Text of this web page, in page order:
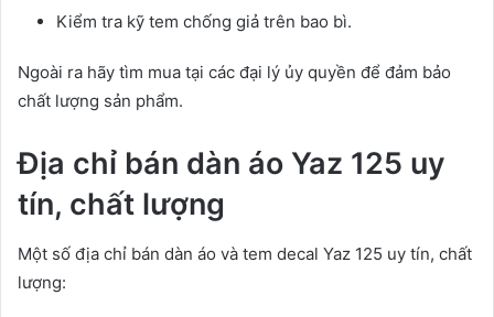
Kiểm tra kỹ tem chống giả trên bao bì.
Ngoài ra hãy tìm mua tại các đại lý ủy quyền để đảm bảo
chất lượng sản phẩm.
Địa chỉ bán dàn áo Yaz 125 uy
tín, chất lượng
Một số địa chỉ bán dàn áo và tem decal Yaz 125 uy tín, chất
lượng: